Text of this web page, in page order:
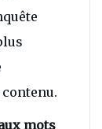
mots